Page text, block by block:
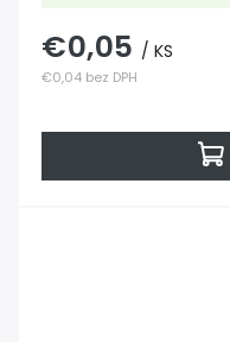
€0,04 bez DPH
€0,05 / KS